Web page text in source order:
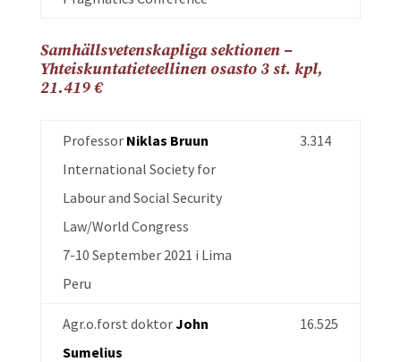
Samhällsvetenskapliga sektionen –
Yhteiskuntatieteellinen osasto 3 st. kpl,
21.419 €
Professor Niklas Bruun
International Society for
Labour and Social Security
Law/World Congress
7-10 September 2021 i Lima
Peru
3.314
Agr.o.forst doktorJohn
Sumelius
16.525